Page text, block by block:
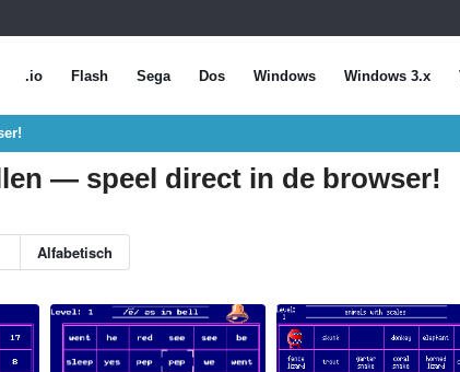
.io Flash Sega Dos Windows Windows 3.x
— speel direct in de browser!
Alfabetisch